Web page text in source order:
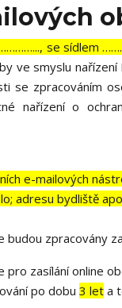
se sídlem
ve smyslu
se zpracováním
nařízení o
e-mailových
adresu bydliště
budou zpracovány
pro zasílání online
po dobu 3 leta